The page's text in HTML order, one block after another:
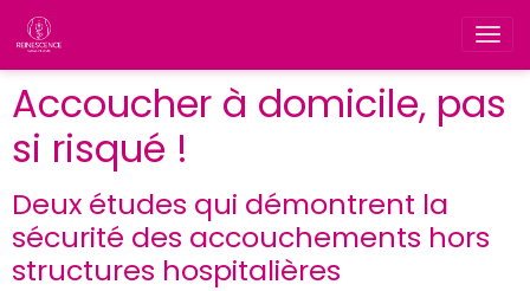
Accoucher à domicile, pas
si risqué !
Deux études qui démontrent la
sécurité des accouchements hors
structures hospitalières